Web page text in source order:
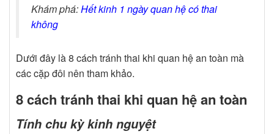
Khám phá:Hết kinh 1 ngày quan hệ có thai
không
Dưới đây là 8 cách tránh thai khi quan hệ an toàn mà
các cặp đôi nên tham khảo.
8 cách tránh thai khi quan hệ an toàn
Tính chu kỳ kinh nguyệt